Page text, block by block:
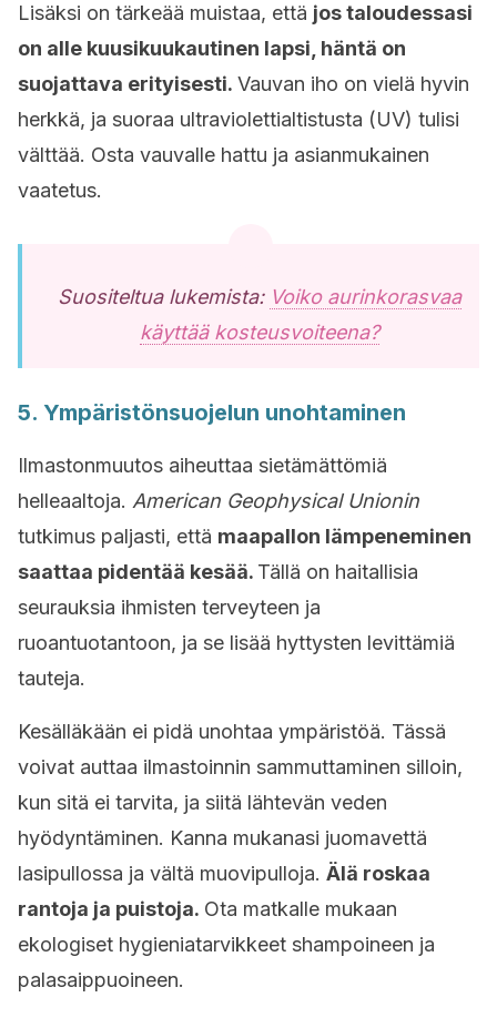
Lisäksi on tärkeää muistaa, että jos taloudessasi
on alle kuusikuukautinen lapsi, häntä on
suojattava erityisesti. Vauvan iho on vielä hyvin
herkkä, ja suoraa ultraviolettialtistusta (UV) tulisi
välttää. Osta vauvalle hattu ja asianmukainen
vaatetus.
Suositeltua lukemista: Voiko aurinkorasvaa
käyttää kosteusvoiteena?
5. Ympäristönsuojelun unohtaminen
Ilmastonmuutos aiheuttaa sietämättömiä
helleaaltoja. American Geophysical Unionin
tutkimus paljasti, että maapallon lämpeneminen
saattaa pidentää kesää. Tällä on haitallisia
seurauksia ihmisten terveyteen ja
ruoantuotantoon, ja se lisää hyttysten levittämiä
tauteja.
Kesälläkään ei pidä unohtaa ympäristöä. Tässä
voivat auttaa ilmastoinnin sammuttaminen silloin,
kun sitä ei tarvita, ja siitä lähtevän veden
hyödyntäminen. Kanna mukanasi juomavettä
lasipullossa ja vältä muovipulloja. Älä roskaa
rantoja ja puistoja. Ota matkalle mukaan
ekologiset hygieniatarvikkeet shampoineen ja
palasaippuoineen.